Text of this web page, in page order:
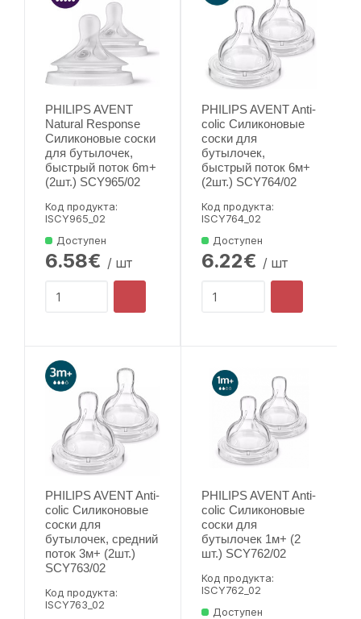
PHILIPS AVENT
Natural Response
Силиконовые соски
для бутылочек,
быстрый поток 6m+
(2шт.) SCY965/02
Код продукта:
lSCY965_02
Доступен
6.58€ / шт
PHILIPS AVENT Anti-
colic Силиконовые
соски для
бутылочек,
быстрый поток 6м+
(2шт.) SCY764/02
Код продукта:
lSCY764_02
Доступен
6.22€ / шт
PHILIPS AVENT Anti-
colic Силиконовые
соски для
бутылочек, средний
поток 3м+ (2шт.)
SCY763/02
Код продукта:
lSCY763_02
PHILIPS AVENT Anti-
colic Силиконовые
соски для
бутылочек 1м+ (2
шт.) SCY762/02
Код продукта:
lSCY762_02
Доступен